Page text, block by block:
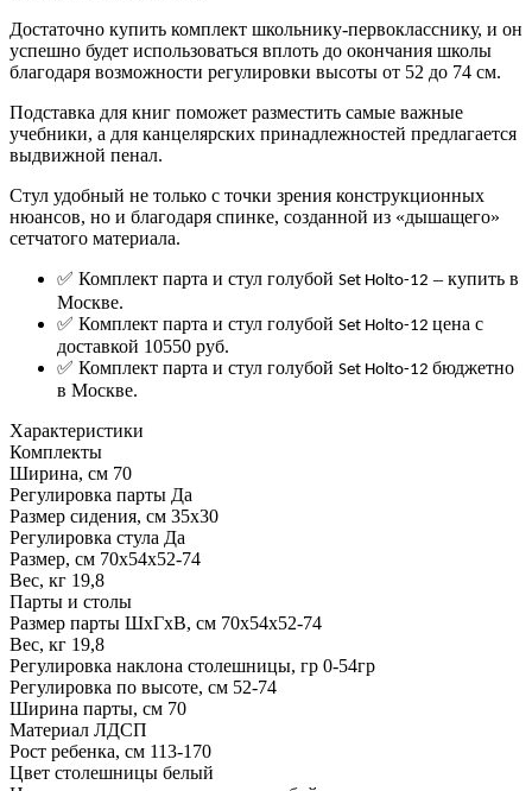
Достаточно купить комплект школьнику-первокласснику, и он
успешно будет использоваться вплоть до окончания школы
благодаря возможности регулировки высоты от 52 до 74 см.
Подставка для книг поможет разместить самые важные
учебники, а для канцелярских принадлежностей предлагается
выдвижной пенал.
Стул удобный не только с точки зрения конструкционных
нюансов, но и благодаря спинке, созданной из «дышащего»
сетчатого материала.
✅ Комплект парта и стул голубой Set Holto-12 – купить в
Москве.
✅ Комплект парта и стул голубой Set Holto-12 цена с
доставкой 10550 руб.
✅ Комплект парта и стул голубой Set Holto-12 бюджетно
в Москве.
Характеристики
Комплекты
Ширина, см 70
Регулировка парты Да
Размер сидения, см 35х30
Регулировка стула Да
Размер, см 70х54х52-74
Вес, кг 19,8
Парты и столы
Размер парты ШхГхВ, см 70х54х52-74
Вес, кг 19,8
Регулировка наклона столешницы, гр 0-54гр
Регулировка по высоте, см 52-74
Ширина парты, см 70
Материал ЛДСП
Рост ребенка, см 113-170
Цвет столешницы белый